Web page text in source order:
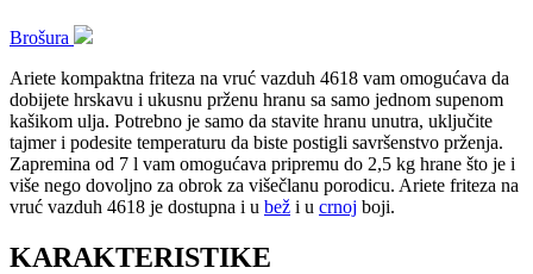
Brošura
Ariete kompaktna friteza na vruć vazduh 4618 vam omogućava da
dobijete hrskavu i ukusnu prženu hranu sa samo jednom supenom
kašikom ulja. Potrebno je samo da stavite hranu unutra, uključite
tajmer i podesite temperaturu da biste postigli savršenstvo prženja.
Zapremina od 7 l vam omogućava pripremu do 2,5 kg hrane što je i
više nego dovoljno za obrok za višečlanu porodicu. Ariete friteza na
vruć vazduh 4618 je dostupna i u bež i u crnoj boji.
KARAKTERISTIKE